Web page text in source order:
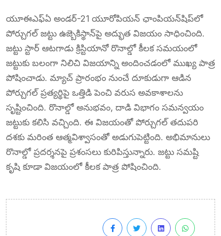
యూఈఎఫ్‌ఏ అండర్-21 యూరోపియన్ ఛాంపియన్‌షిప్‌లో
పోర్చుగల్ జట్టు ఉజ్బెకిస్థాన్‌పై అద్భుత విజయం సాధించింది.
జట్టు స్టార్ ఆటగాడు క్రిస్టియానో రొనాల్డో కీలక సమయంలో
జట్టుకు బలంగా నిలిచి విజయాన్ని అందించడంలో ముఖ్య పాత్ర
పోషించాడు. మ్యాచ్ ప్రారంభం నుంచే దూకుడుగా ఆడిన
పోర్చుగల్ ప్రత్యర్థిపై ఒత్తిడి పెంచి వరుస అవకాశాలను
సృష్టించింది. రొనాల్డో అనుభవం, దాడి విభాగం సమన్వయం
జట్టుకు కలిసి వచ్చింది. ఈ విజయంతో పోర్చుగల్ తదుపరి
దశకు మరింత ఆత్మవిశ్వాసంతో అడుగుపెట్టింది. అభిమానులు
రొనాల్డో ప్రదర్శనపై ప్రశంసలు కురిపిస్తున్నారు. జట్టు సమష్టి
కృషి కూడా విజయంలో కీలక పాత్ర పోషించింది.